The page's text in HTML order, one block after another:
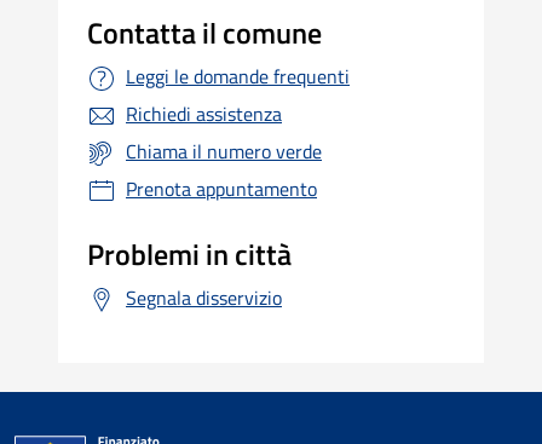
Contatta il comune
Leggi le domande frequenti
Richiedi assistenza
Chiama il numero verde
Prenota appuntamento
Problemi in città
Segnala disservizio